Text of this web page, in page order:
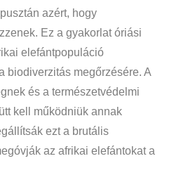
azért, hogy
Ez a gyakorlat óriási
elefántpopuláció
biodiverzitás megőrzésére. A
és a természetvédelmi
kell működniük annak
ezt a brutális
az afrikai elefántokat a